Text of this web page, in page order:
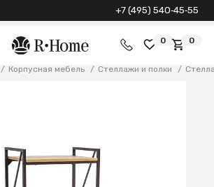
+7 (495) 540‑45‑55
0 0
/ Корпусная мебель / Стеллажи и полки /